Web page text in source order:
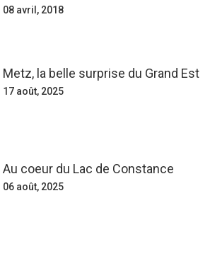
08 avril, 2018
Metz, la belle surprise du Grand Est
17 août, 2025
Au coeur du Lac de Constance
06 août, 2025